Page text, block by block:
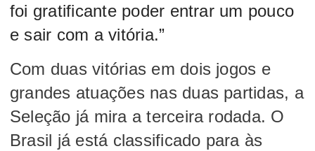
foi gratificante poder entrar um pouco
e sair com a vitória.”
Com duas vitórias em dois jogos e
grandes atuações nas duas partidas, a
Seleção já mira a terceira rodada. O
Brasil já está classificado para às